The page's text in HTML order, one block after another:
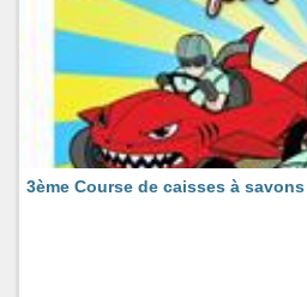
3ème Course de caisses à